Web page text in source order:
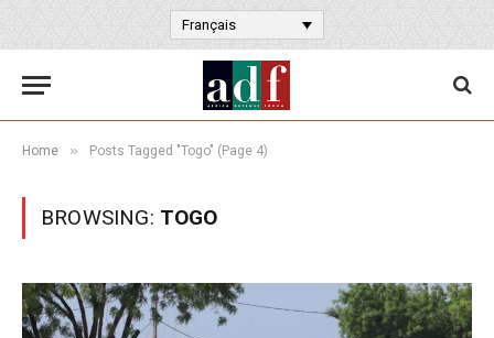
Français
Home » Posts Tagged "Togo" (Page 4)
BROWSING: TOGO